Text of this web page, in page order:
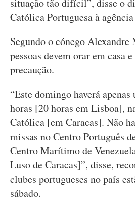
situação tão difícil”, disse o
Católica Portuguesa à
Segundo o cónego Alexandre
pessoas devem orar em casa
precaução.
“Este domingo haverá
horas [20 horas em Lisboa],
Católica [em Caracas]. Não
missas no Centro Português
Centro Marítimo de
Luso de Caracas]”, disse,
clubes portugueses no país
sábado.